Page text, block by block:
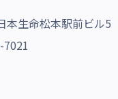
本生命松本駅前ビル5
7021